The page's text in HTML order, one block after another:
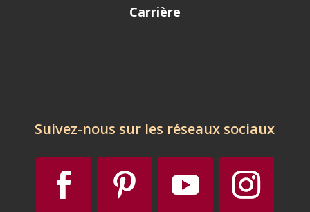
Carrière
Suivez-nous sur les réseaux sociaux